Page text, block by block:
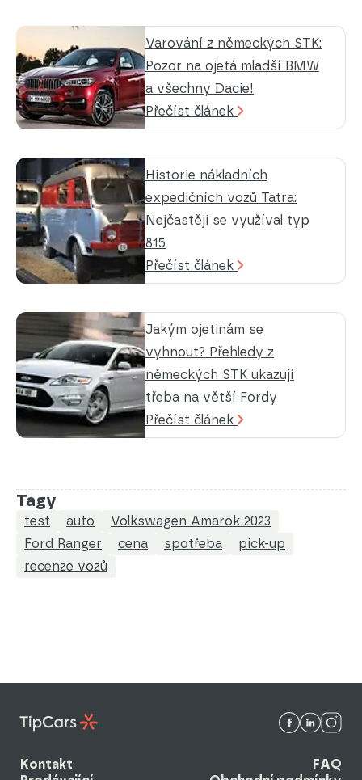
Varování z německých STK:
Pozor na ojetá mladší BMW
a všechny Dacie!
Přečíst článek
Historie nákladních
expedičních vozů Tatra:
Nejčastěji se využíval typ
815
Přečíst článek
Jakým ojetinám se
vyhnout? Přehledy z
německých STK ukazují
třeba na větší Fordy
Přečíst článek
Tagy
test auto
Volkswagen Amarok 2023
Ford Ranger
cena spotřeba
pick-up
recenze vozů
Kontakt
FAQ